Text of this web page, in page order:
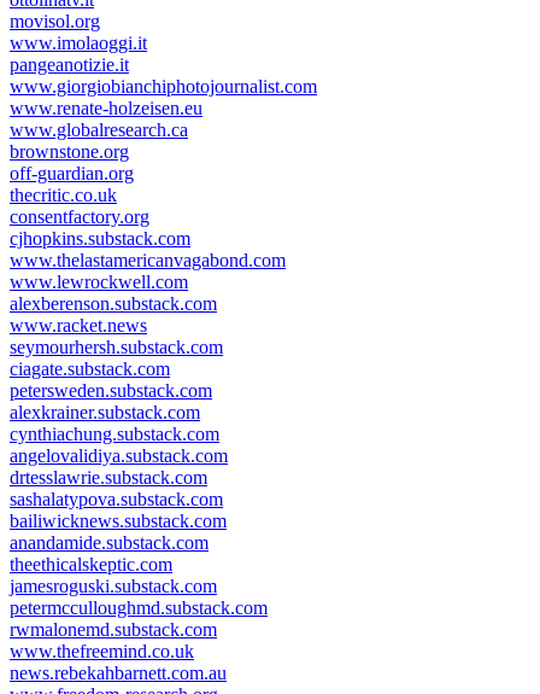
movisol.org
www.imolaoggi.it
pangeanotizie.it
www.giorgiobianchiphotojournalist.com
www.renate-holzeisen.eu
www.globalresearch.ca
brownstone.org
off-guardian.org
thecritic.co.uk
consentfactory.org
cjhopkins.substack.com
www.thelastamericanvagabond.com
www.lewrockwell.com
alexberenson.substack.com
www.racket.news
seymourhersh.substack.com
ciagate.substack.com
petersweden.substack.com
alexkrainer.substack.com
cynthiachung.substack.com
angelovalidiya.substack.com
drtesslawrie.substack.com
sashalatypova.substack.com
bailiwicknews.substack.com
anandamide.substack.com
theethicalskeptic.com
jamesroguski.substack.com
petermcculloughmd.substack.com
rwmalonemd.substack.com
www.thefreemind.co.uk
news.rebekahbarnett.com.au